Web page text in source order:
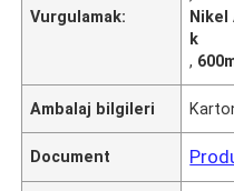
Vurgulamak:
Nikel
k
,
Ambalaj bilgileri
Document